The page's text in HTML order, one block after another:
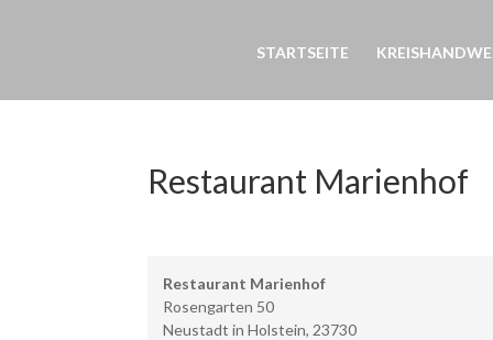
STARTSEITE
Restaurant Marienhof
Restaurant Marienhof
Rosengarten 50
Neustadt in Holstein, 23730